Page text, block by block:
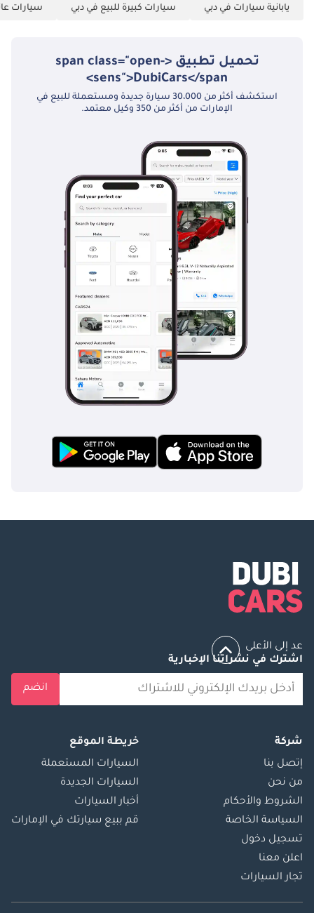
مطفأة حريق من
غطاء المحرك
نظام EMV والملاحة:
EMV (مع ملاحة) نظام
النهار (LED) بدون
تحكم إيقاف حامل
(2)+ثانوي (2)+ثالث
(4) مثبت السرعة
ضوء) ساعة: رقمية
(EMV والعداد)
مصابيح التوضيح:
جانبية أمامية + خلفية
1، حزمة استخدام
للسرقة: جهاز منع
تعليق متغير تكيفي
(AVS)، إغلاق تلقائي
سهل للأبواب: باب
مضيء: تشغيل +
إضاءة محيطية +
تحويل + صفيحة
حماية، نظام مساعدة
الطين، رف سقف:
سكة سقف
يابانية سيارات في دبي سيارات كبيرة للبيع في دبي سيارات
تحميل تطبيق <span class="open-
sens">DubiCars</span>
استكشف أكثر من 30،000 سيارة جديدة ومستعملة للبيع في
الإمارات من أكثر من 350 وكيل معتمد.
خبراء السوق. يُرجى دائماً فحص السيارة قبل الشراء.
عد إلى الأعلى
اشترك في نشراتنا الإخبارية
انضم
شركة
إتصل بنا
من نحن
الشروط والأحكام
السياسة الخاصة
تسجيل دخول
اعلن معنا
تجار السيارات
خريطة الموقع
السيارات المستعملة
السيارات الجديدة
أخبار السيارات
قم ببيع سيارتك في الإمارات